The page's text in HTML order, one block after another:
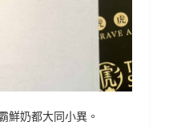
鮮奶都大同小異。